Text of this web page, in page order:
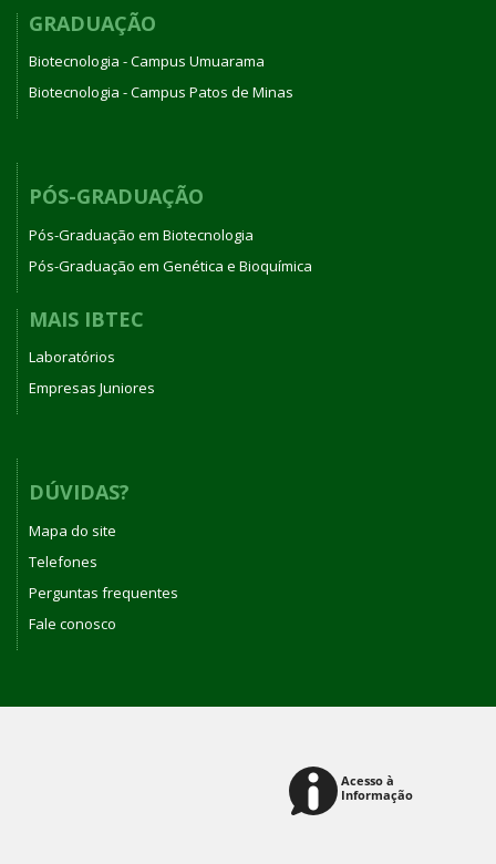
GRADUAÇÃO
Biotecnologia - Campus Umuarama
Biotecnologia - Campus Patos de Minas
PÓS-GRADUAÇÃO
Pós-Graduação em Biotecnologia
Pós-Graduação em Genética e Bioquímica
MAIS IBTEC
Laboratórios
Empresas Juniores
DÚVIDAS?
Mapa do site
Telefones
Perguntas frequentes
Fale conosco